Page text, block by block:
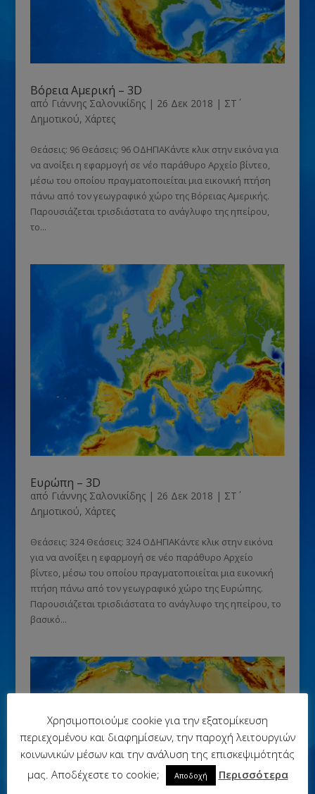
Βόρεια Αμερική – 3D
από Γιάννης Σαλονικίδης| 26 Δεκ 2018 | ΣΤ΄
Δημοτικού, Χάρτες
Θεάσεις: 96 Θεάσεις: 96 ΟΔΗΓΙΑΚάντε κλικ στην εικόνα για
να ανοίξει η εφαρμογή σε νέο παράθυρο Αρχείο βίντεο,
μέσω του οποίου πραγματοποιείται μια εικονική πτήση
πάνω από τον γεωγραφικό χώρο της Βόρειας Αμερικής.
Παρουσιάζεται τρισδιάστατα το ανάγλυφο της ηπείρου,
το...
Ευρώπη – 3D
από Γιάννης Σαλονικίδης| 26 Δεκ 2018 | ΣΤ΄
Δημοτικού, Χάρτες
Θεάσεις: 324 Θεάσεις: 324 ΟΔΗΓΙΑΚάντε κλικ στην εικόνα
για να ανοίξει η εφαρμογή σε νέο παράθυρο Αρχείο
βίντεο, μέσω του οποίου πραγματοποιείται μια εικονική
πτήση πάνω από τον γεωγραφικό χώρο της Ευρώπης.
Παρουσιάζεται τρισδιάστατα το ανάγλυφο της ηπείρου, το
βασικό...
Χρησιμοποιούμε cookie για την εξατομίκευση
περιεχομένου και διαφημίσεων, την παροχή λειτουργιών
κοινωνικών μέσων και την ανάλυση της επισκεψιμότητάς
μας. Αποδέχεστε το cookie;
Αποδοχή Περισσότερα